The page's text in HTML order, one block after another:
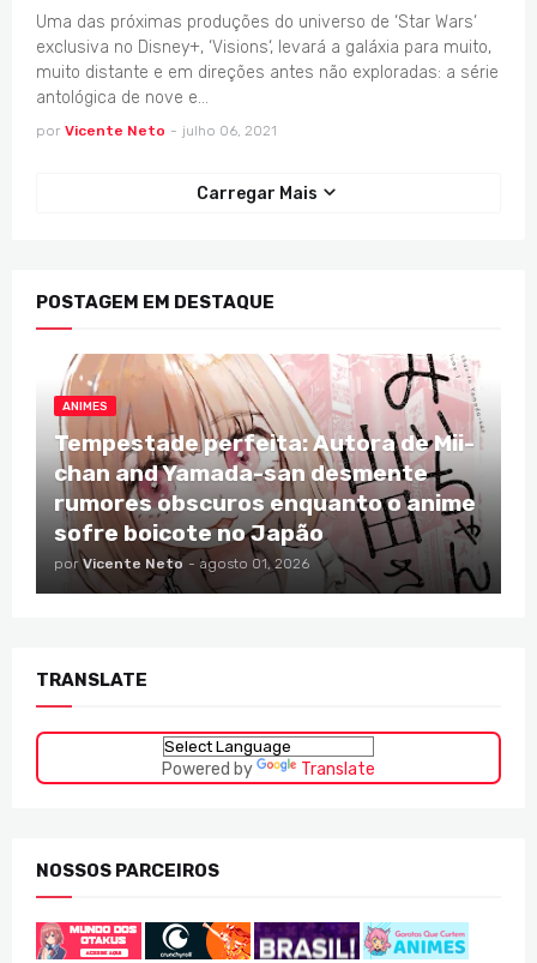
Uma das próximas produções do universo de ‘Star Wars‘
exclusiva no Disney+, ‘Visions‘, levará a galáxia para muito,
muito distante e em direções antes não exploradas: a série
antológica de nove e…
por Vicente Neto - julho 06, 2021
Carregar Mais
POSTAGEM EM DESTAQUE
ANIMES
Tempestade perfeita: Autora de Mii-
chan and Yamada-san desmente
rumores obscuros enquanto o anime
sofre boicote no Japão
por Vicente Neto - agosto 01, 2026
TRANSLATE
Powered by Translate
NOSSOS PARCEIROS